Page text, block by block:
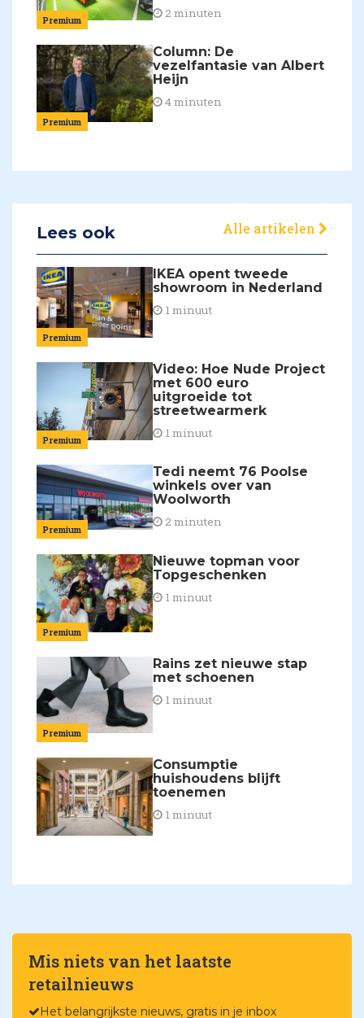
Premium 2 minuten
Premium
Column: De
vezelfantasie van Albert
Heijn
4 minuten
Lees ook Alle artikelen
Premium
IKEA opent tweede
showroom in Nederland
1 minuut
Premium
Video: Hoe Nude Project
met 600 euro
uitgroeide tot
streetwearmerk
1 minuut
Premium
Tedi neemt 76 Poolse
winkels over van
Woolworth
2 minuten
Premium
Nieuwe topman voor
Topgeschenken
1 minuut
Premium
Rains zet nieuwe stap
met schoenen
1 minuut
Consumptie
huishoudens blijft
toenemen
1 minuut
Mis niets van het laatste
retailnieuws
Het belangrijkste nieuws, gratis in je inbox